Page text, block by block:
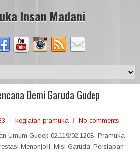
Insan Madani
Demi Garuda Gudep
kegiatan pramuka
No comments
Umum Gudep 02.119/02.120B. Pramuka
MenonjolII. Misi Garuda: Persiapan